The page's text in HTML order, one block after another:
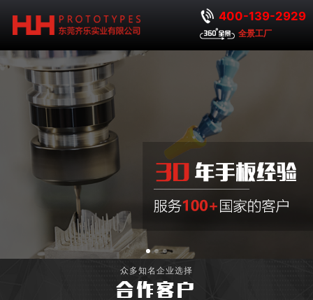
400-139-2929
全景工厂
众多知名企业选择
合作客户